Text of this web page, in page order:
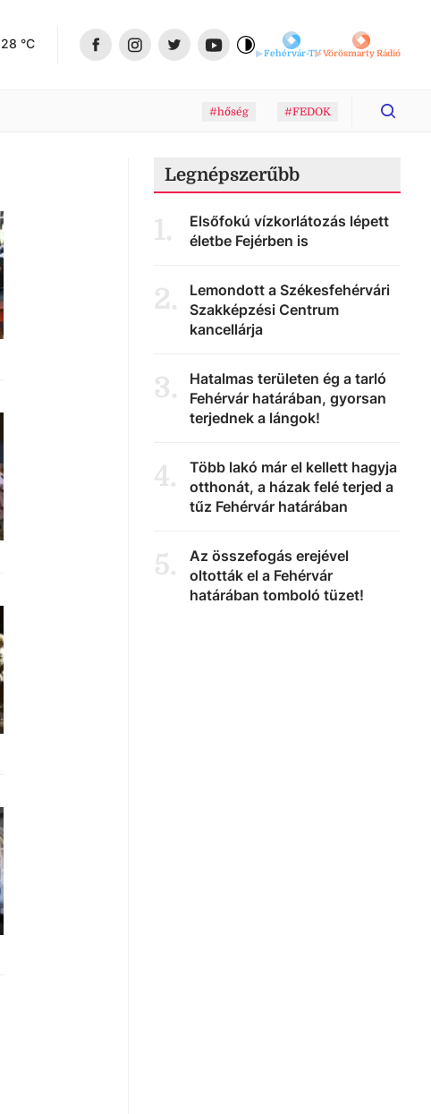
28 °C
Fehérvár-TVVörösmarty Rádió
#hőség #FEDOK
Legnépszerűbb
1.
Elsőfokú vízkorlátozás lépett
életbe Fejérben is
2.
Lemondott a Székesfehérvári
Szakképzési Centrum
kancellárja
3.
Hatalmas területen ég a tarló
Fehérvár határában, gyorsan
terjednek a lángok!
4.
Több lakó már el kellett hagyja
otthonát, a házak felé terjed a
tűz Fehérvár határában
5.
Az összefogás erejével
oltották el a Fehérvár
határában tomboló tüzet!